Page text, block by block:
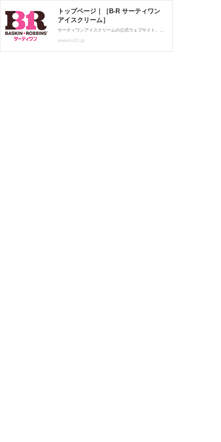
トップページ｜［B-R サーティワン
アイスクリーム］
サーティワンアイスクリームの公式ウェブサイト。サーティワンの商品情報やフレーバー情報、キャンペーン情報をお届けします。お近くの店舗も検索できます。サーティワン公式アプリ 31cLub 会員募集中。
www.br31.jp